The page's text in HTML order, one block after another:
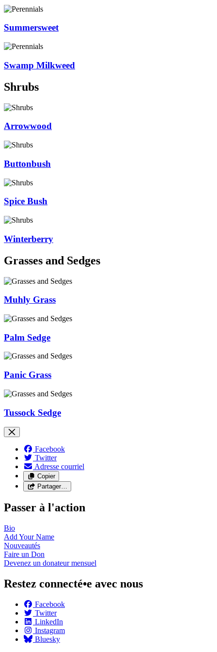
Summersweet
Swamp Milkweed
Shrubs
Arrowwood
Buttonbush
Spice Bush
Winterberry
Grasses and Sedges
Muhly Grass
Palm Sedge
Panic Grass
Tussock Sedge
Facebook
Twitter
Adresse courriel
Copier
Partager…
Passer à l'action
Bio
Add YourName
Nouveautés
Faire un Don
Devenez un donateurmensuel
Restez connecté•e avec nous
Facebook
Twitter
LinkedIn
Instagram
Bluesky